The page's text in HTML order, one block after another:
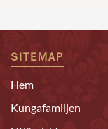
SITEMAP
Hem
Kungafamiljen